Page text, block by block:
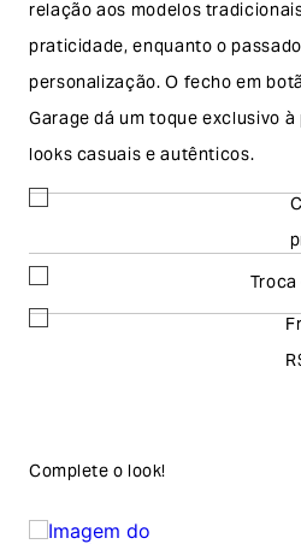
relação aos modelos
praticidade, enquanto o
personalização. O fecho em
Garage dá um toque exclusivo
looks casuais e autênticos.
escolher a modalidade troca,
Complete o look!